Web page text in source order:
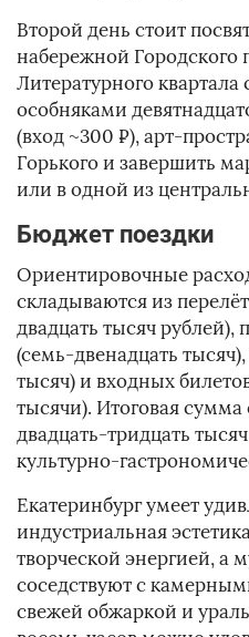
Второй день стоит
набережной Городского
Литературного
особняками
(вход ~300 ₽), арт-
Горького и завершить
или в одной из
Бюджет поездки
Ориентировочные
складываются из
двадцать тысяч
(семь-двенадцать
тысяч) и входных
тысячи). Итоговая
двадцать-тридцать
культурно-
Екатеринбург умеет
индустриальная
творческой энергией, а
соседствуют с
свежей обжаркой и